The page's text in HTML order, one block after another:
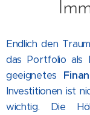
Endlich den
das Portfolio als
geeignetes
Investitionen ist
wichtig. Die